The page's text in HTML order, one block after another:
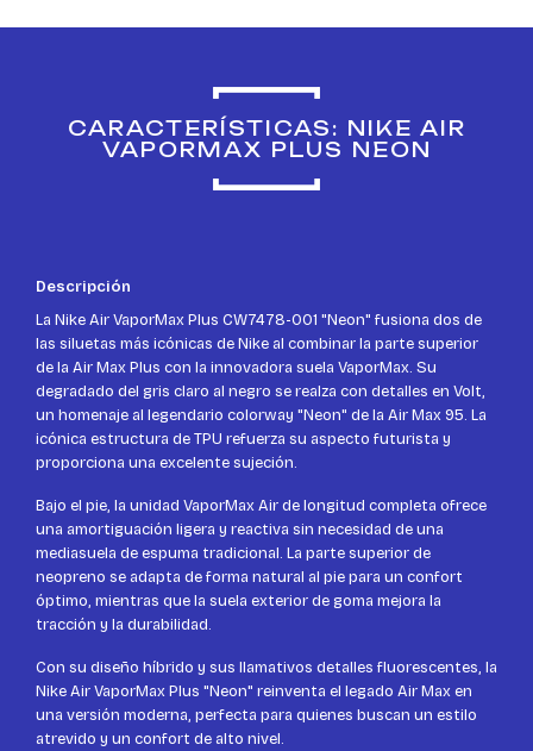
CARACTERÍSTICAS: NIKE AIR
VAPORMAX PLUS NEON
Descripción
La Nike Air VaporMax Plus CW7478-001 "Neon" fusiona dos de
las siluetas más icónicas de Nike al combinar la parte superior
de la Air Max Plus con la innovadora suela VaporMax. Su
degradado del gris claro al negro se realza con detalles en Volt,
un homenaje al legendario colorway "Neon" de la Air Max 95. La
icónica estructura de TPU refuerza su aspecto futurista y
proporciona una excelente sujeción.
Bajo el pie, la unidad VaporMax Air de longitud completa ofrece
una amortiguación ligera y reactiva sin necesidad de una
mediasuela de espuma tradicional. La parte superior de
neopreno se adapta de forma natural al pie para un confort
óptimo, mientras que la suela exterior de goma mejora la
tracción y la durabilidad.
Con su diseño híbrido y sus llamativos detalles fluorescentes, la
Nike Air VaporMax Plus "Neon" reinventa el legado Air Max en
una versión moderna, perfecta para quienes buscan un estilo
atrevido y un confort de alto nivel.